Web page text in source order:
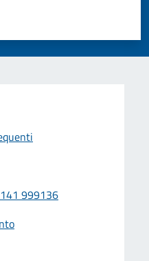
5
999136